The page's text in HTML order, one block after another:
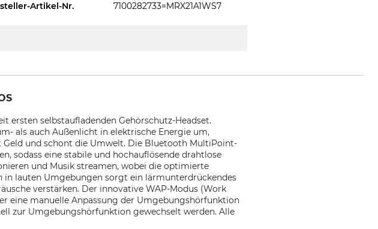
Artikel-Nr. 7100282733=MRX21A1WS7
selbstaufladenden Gehörschutz-Headset.
als auch Außenlicht in elektrische Energie um,
und schont die Umwelt. Die Bluetooth MultiPoint-
sodass eine stabile und hochauflösende drahtlose
und Musik streamen, wobei die optimierte
lauten Umgebungen sorgt ein lärmunterdrückendes
verstärken. Der innovative WAP-Modus (Work
eine manuelle Anpassung der Umgebungshörfunktion
zur Umgebungshörfunktion gewechselt werden. Alle